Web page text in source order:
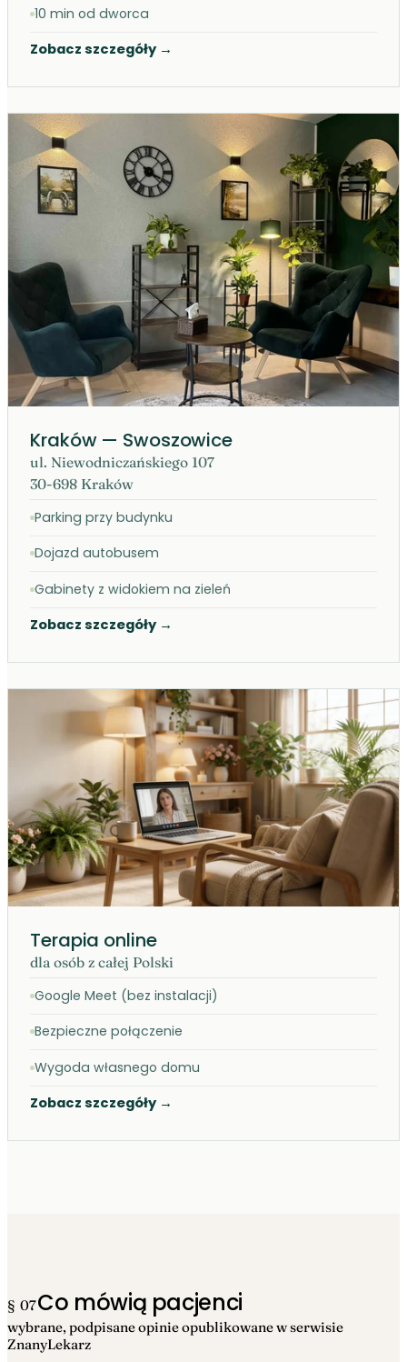
10 min od dworca
Zobacz szczegóły→
Kraków — Swoszowice
ul. Niewodniczańskiego 107
30-698 Kraków
Parking przy budynku
Dojazd autobusem
Gabinety z widokiem na zieleń
Zobacz szczegóły→
Terapia online
dla osób z całej Polski
Google Meet (bez instalacji)
Bezpieczne połączenie
Wygoda własnego domu
Zobacz szczegóły→
§ 07Co mówią pacjenci
wybrane, podpisane opinie opublikowane w serwisie
ZnanyLekarz